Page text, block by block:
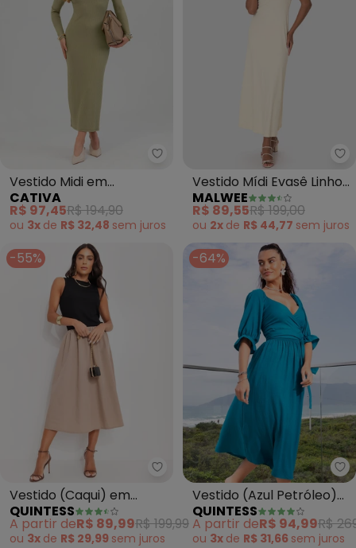
Cativa - Vestido Midi em
Vestido Midi em
Canelado (Verde)
CATIVA
R$ 97,45R$ 194,90
ou 3x de R$ 32,48 sem juros
Vestido Mídi Evasê Linho
(Off White)
MALWEE
R$ 89,55R$ 199,00
ou 2x de R$ 44,77 sem juros
-55%
Quintess - Vestido (Caqui) em
Vestido (Caqui) em
Tricoline
QUINTESS
A partir deR$ 89,99R$ 199,99
ou 3x de R$ 29,99 sem juros
-64%
Vestido (Azul Petróleo)
em Crepe Plano
QUINTESS
A partir deR$ 94,99R$
ou 3x de R$ 31,66 sem juros